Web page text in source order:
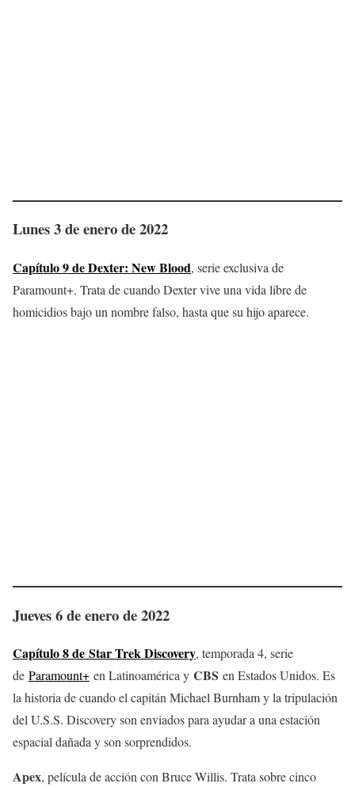
Lunes 3 de enero de 2022
Capítulo 9 de Dexter: New Blood, serie exclusiva de
Paramount+. Trata de cuando Dexter vive una vida libre de
homicidios bajo un nombre falso, hasta que su hijo aparece.
Jueves 6 de enero de 2022
Capítulo 8 de Star Trek Discovery, temporada 4, serie
de Paramount+ en Latinoamérica y CBS en Estados Unidos. Es
la historia de cuando el capitán Michael Burnham y la tripulación
del U.S.S. Discovery son enviados para ayudar a una estación
espacial dañada y son sorprendidos.
Apex, película de acción con Bruce Willis. Trata sobre cinco